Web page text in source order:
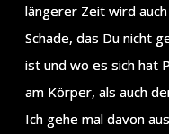
längerer Zeit wird
Schade, das Du nicht
ist und wo es sich hat
am Körper, als auch
Ich gehe mal davon